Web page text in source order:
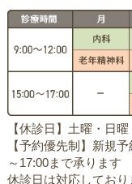
【休診日】土曜・日
【予約優先制】新規
～17:00まで承ります
休診日は対応しており